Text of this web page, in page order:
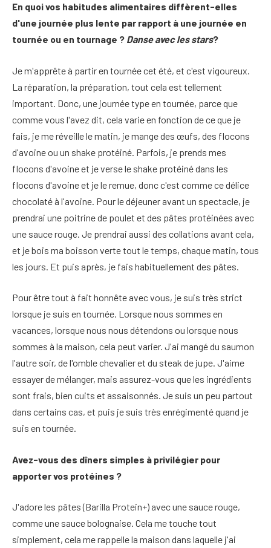
En quoi vos habitudes alimentaires diffèrent-elles
d'une journée plus lente par rapport à une journée en
tournée ou en tournage ? Danse avec les stars?
Je m'apprête à partir en tournée cet été, et c'est vigoureux.
La réparation, la préparation, tout cela est tellement
important. Donc, une journée type en tournée, parce que
comme vous l'avez dit, cela varie en fonction de ce que je
fais, je me réveille le matin, je mange des œufs, des flocons
d'avoine ou un shake protéiné. Parfois, je prends mes
flocons d'avoine et je verse le shake protéiné dans les
flocons d'avoine et je le remue, donc c'est comme ce délice
chocolaté à l'avoine. Pour le déjeuner avant un spectacle, je
prendrai une poitrine de poulet et des pâtes protéinées avec
une sauce rouge. Je prendrai aussi des collations avant cela,
et je bois ma boisson verte tout le temps, chaque matin, tous
les jours. Et puis après, je fais habituellement des pâtes.
Pour être tout à fait honnête avec vous, je suis très strict
lorsque je suis en tournée. Lorsque nous sommes en
vacances, lorsque nous nous détendons ou lorsque nous
sommes à la maison, cela peut varier. J'ai mangé du saumon
l'autre soir, de l'omble chevalier et du steak de jupe. J'aime
essayer de mélanger, mais assurez-vous que les ingrédients
sont frais, bien cuits et assaisonnés. Je suis un peu partout
dans certains cas, et puis je suis très enrégimenté quand je
suis en tournée.
Avez-vous des dîners simples à privilégier pour
apporter vos protéines ?
J'adore les pâtes (Barilla Protein+) avec une sauce rouge,
comme une sauce bolognaise. Cela me touche tout
simplement, cela me rappelle la maison dans laquelle j'ai